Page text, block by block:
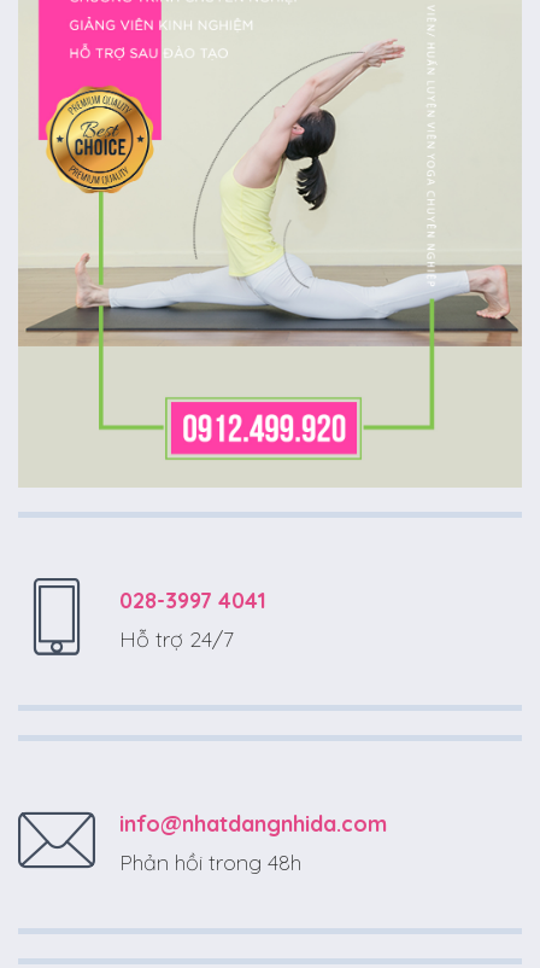
028-3997 4041
Hỗ trợ 24/7
info@nhatdangnhida.com
Phản hồi trong 48h